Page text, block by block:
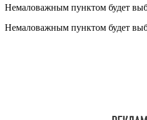
Немаловажным пунктом будет
Немаловажным пунктом будет